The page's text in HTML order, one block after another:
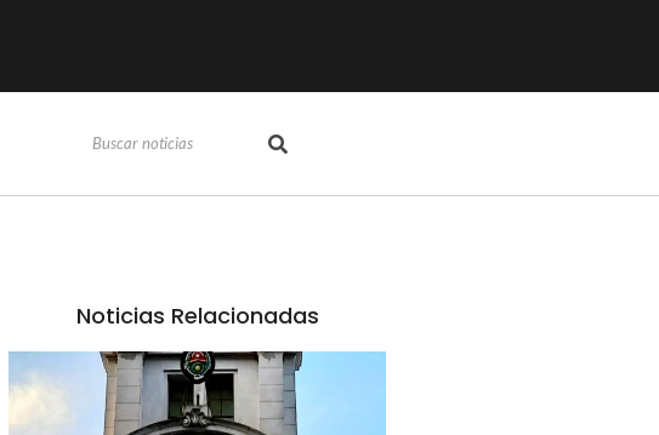
Noticias Relacionadas